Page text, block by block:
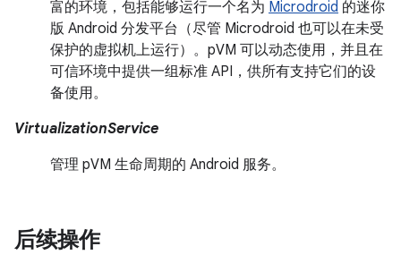
富的环境，包括能够运行一个名为 Microdroid 的迷你
版 Android 分发平台（尽管 Microdroid 也可以在未受
保护的虚拟机上运行）。pVM 可以动态使用，并且在
可信环境中提供一组标准 API，供所有支持它们的设
备使用。
VirtualizationService
管理 pVM 生命周期的 Android 服务。
后续操作